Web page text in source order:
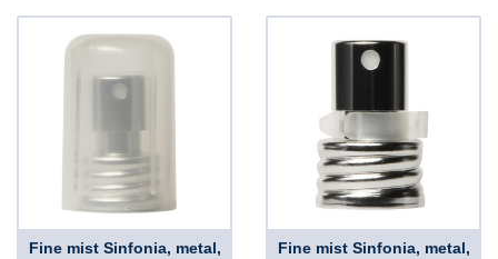
Fine mist Sinfonia, metal,
Fine mist Sinfonia, metal,